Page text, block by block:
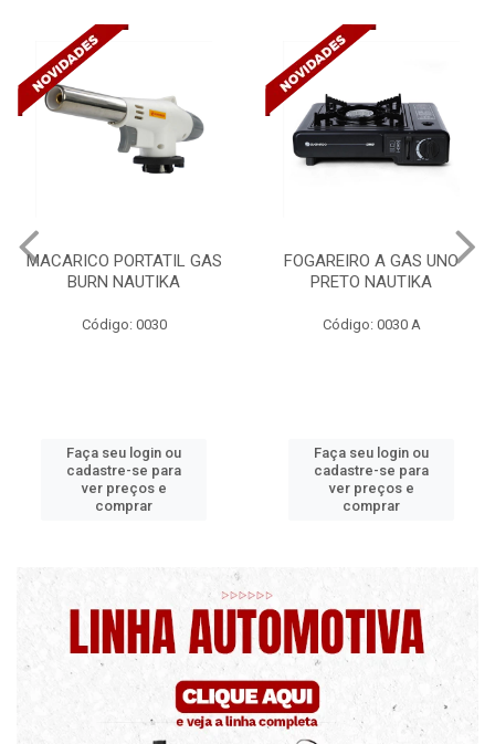
GAS
FOGAREIRO A GAS UNO
PRETO NAUTIKA
Código: 0030 A
Faça seu login ou
cadastre-se para
ver preços e
CANALETA
C/DIVISORIA C/
Código: 4990
Faça seu login
cadastre-se
ver preços e